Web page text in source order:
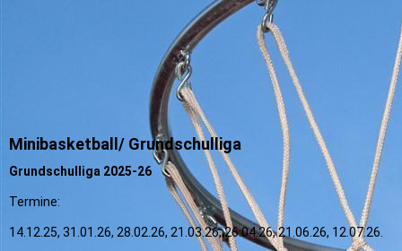
Minibasketball/ Grundschulliga
Grundschulliga 2025-26
Termine:
14.12.25, 31.01.26, 28.02.26, 21.03.26, 26.04.26, 21.06.26, 12.07.26.